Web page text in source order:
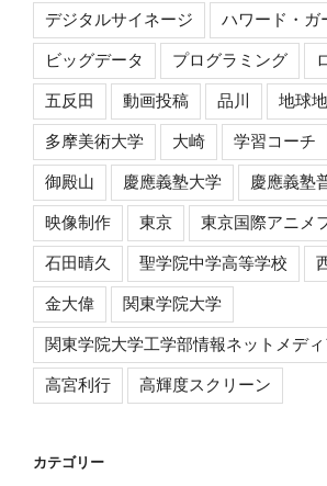
デジタルサイネージ ハワード・ガ
ビッグデータ プログラミング
五反田 動画投稿 品川 地球
多摩美術大学 大崎 学習コーチ
御殿山 慶應義塾大学 慶應義塾
映像制作 東京 東京国際アニメ
石田晴久 聖学院中学高等学校
金大偉 関東学院大学
関東学院大学工学部情報ネットメデ
高宮利行 高輝度スクリーン
カテゴリー